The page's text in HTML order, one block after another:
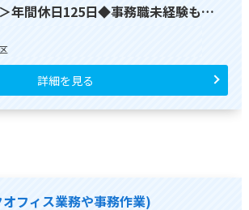
年間休日125日◆事務職未経験も…
詳細を見る
フィス業務や事務作業)